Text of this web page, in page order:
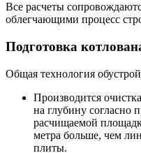
Все расчеты
облегчающими процесс
Подготовка
Общая технология
Производится
на глубину согласно
расчищаемой
метра больше, чем
плиты.